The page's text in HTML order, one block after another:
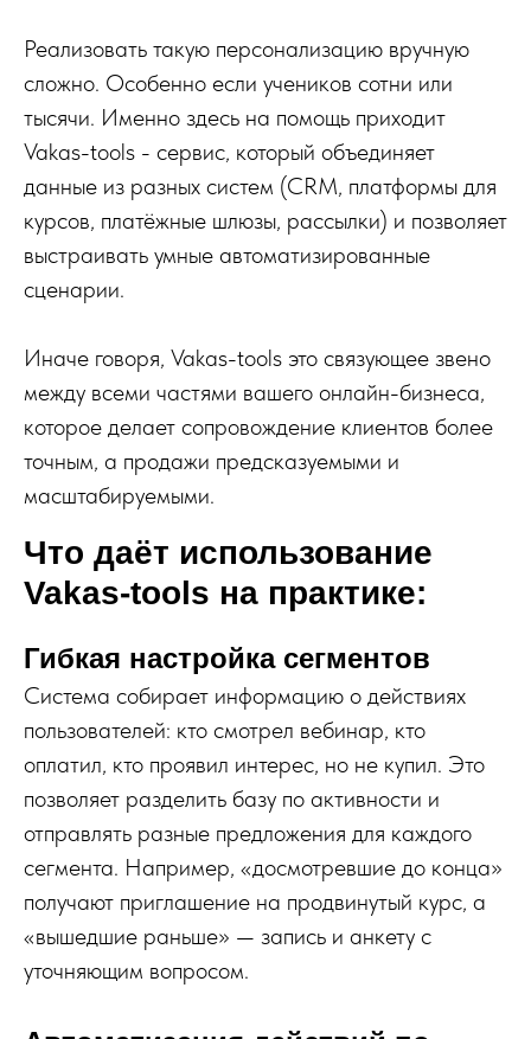
Реализовать такую персонализацию вручную
сложно. Особенно если учеников сотни или
тысячи. Именно здесь на помощь приходит
Vakas-tools - сервис, который объединяет
данные из разных систем (CRM, платформы для
курсов, платёжные шлюзы, рассылки) и позволяет
выстраивать умные автоматизированные
сценарии.
Иначе говоря, Vakas-tools это связующее звено
между всеми частями вашего онлайн-бизнеса,
которое делает сопровождение клиентов более
точным, а продажи предсказуемыми и
масштабируемыми.
Что даёт использование
Vakas-tools на практике:
Гибкая настройка сегментов
Система собирает информацию о действиях
пользователей: кто смотрел вебинар, кто
оплатил, кто проявил интерес, но не купил. Это
позволяет разделить базу по активности и
отправлять разные предложения для каждого
сегмента. Например, «досмотревшие до конца»
получают приглашение на продвинутый курс, а
«вышедшие раньше» — запись и анкету с
уточняющим вопросом.